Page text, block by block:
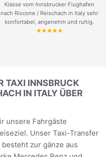
Klasse vom Innsbrucker Flughafen
nach Riscone / Reischach in Italy sehr
konfortabel, angenehm und ruhig.
TAXI INNSBRUCK
IN ITALY ÜBER
unsere Fahrgäste
Unser Taxi-Transfer
zur gänze aus